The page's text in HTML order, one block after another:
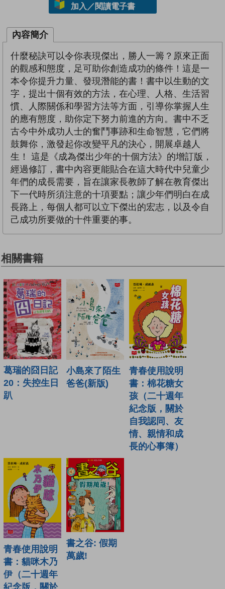
加入／閱讀電子書
內容簡介
什麼秘訣可以令你表現傑出，勝人一籌？原來正面
的觀感和態度，足可助你創造成功的條件！這是一
本令你提升力量、發現潛能的書！書中以生動的文
字，提出十個有效的方法，在心理、人格、生活習
慣、人際關係和學習方法等方面，引導你掌握人生
的應有態度，助你定下努力前進的方向。書中不乏
古今中外成功人士的奮鬥事跡和生命智慧，它們將
鼓舞你，激發起你改變平凡的決心，開展卓越人
生！ 這是《成為傑出少年的十個方法》的增訂版，
經過修訂，書中內容更能貼合在這大時代中兒童少
年們的成長需要，旨在讓家長教師了解在教育傑出
下一代時所須注意的十項要點；讓少年們明白在成
長路上，每個人都可以立下傑出的宏志，以及令自
己成功所要做的十件重要的事。
相關書籍
葛瑞的囧日記
20：失控生日
趴
小島來了陌生
爸爸(新版)
青春使用說明
書：棉花糖女
孩（二十週年
紀念版，關於
自我認同、友
情、親情和成
長的心事簿）
青春使用說明
書：貓咪木乃
伊（二十週年
書之谷: 假期
萬歲!